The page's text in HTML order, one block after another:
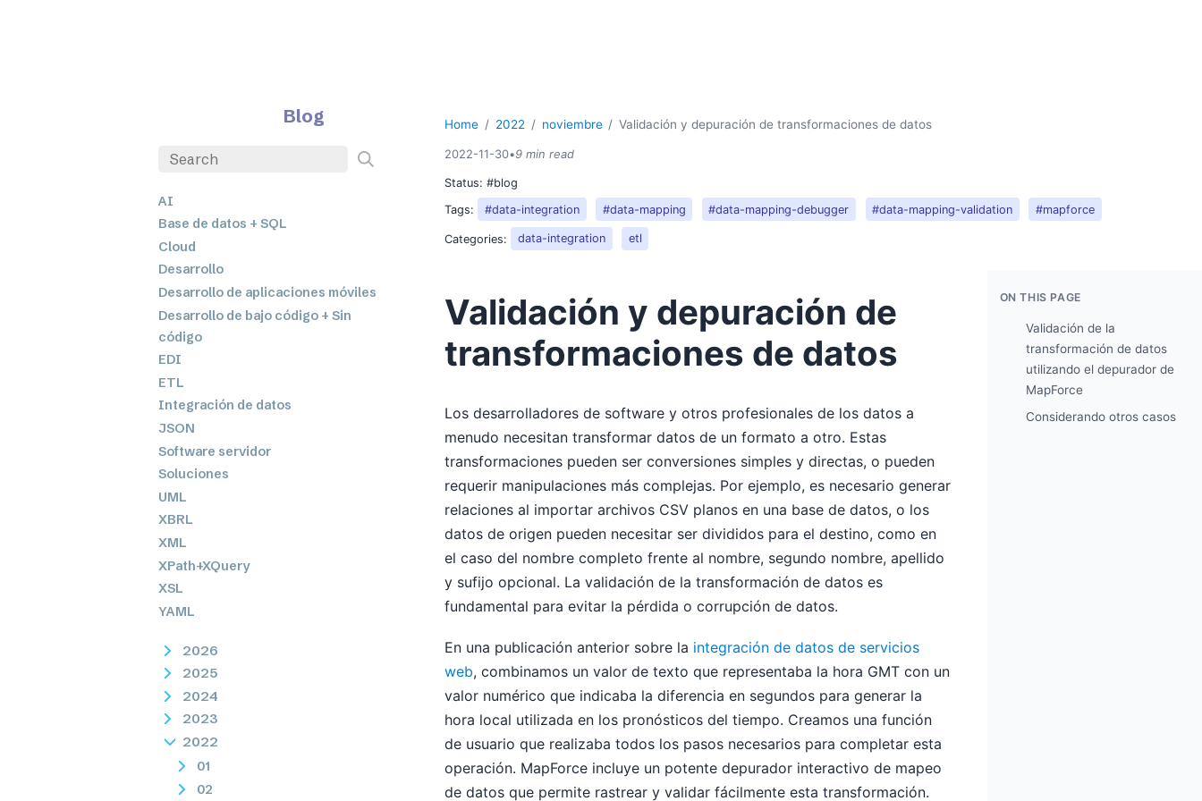
Blog
AI
Base de datos + SQL
Cloud
Desarrollo
Desarrollo de aplicaciones móviles
Desarrollo de bajo código + Sin
código
EDI
ETL
Integración de datos
JSON
Software servidor
Soluciones
UML
XBRL
XML
XPath+XQuery
XSL
YAML
2026
2025
2024
2023
2022
01
02
Home 2022 noviembre Validación y depuración de transformaciones de datos
2022-11-30•9 min read
Status:#blog
Tags:
#data-integration #data-mapping #data-mapping-debugger #data-mapping-validation #mapforce
Categories: data-integration etl
Validación y depuración de
transformaciones de datos
Los desarrolladores de software y otros profesionales de los datos a
menudo necesitan transformar datos de un formato a otro. Estas
transformaciones pueden ser conversiones simples y directas, o pueden
requerir manipulaciones más complejas. Por ejemplo, es necesario generar
relaciones al importar archivos CSV planos en una base de datos, o los
datos de origen pueden necesitar ser divididos para el destino, como en
el caso del nombre completo frente al nombre, segundo nombre, apellido
y sufijo opcional. La validación de la transformación de datos es
fundamental para evitar la pérdida o corrupción de datos.
En una publicación anterior sobre la integración de datos de servicios
web, combinamos un valor de texto que representaba la hora GMT con un
valor numérico que indicaba la diferencia en segundos para generar la
hora local utilizada en los pronósticos del tiempo. Creamos una función
de usuario que realizaba todos los pasos necesarios para completar esta
operación. MapForce incluye un potente depurador interactivo de mapeo
de datos que permite rastrear y validar fácilmente esta transformación.
ON THIS PAGE
Validación de la
transformación de datos
utilizando el depurador de
MapForce
Considerando otros casos